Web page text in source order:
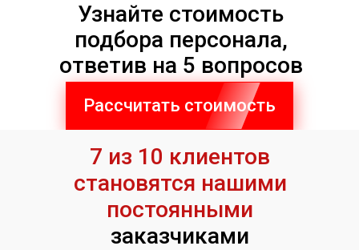
Узнайте стоимость
подбора персонала,
ответив на 5 вопросов
Рассчитать стоимость
7 из 10 клиентов
становятся нашими
постоянными
заказчиками